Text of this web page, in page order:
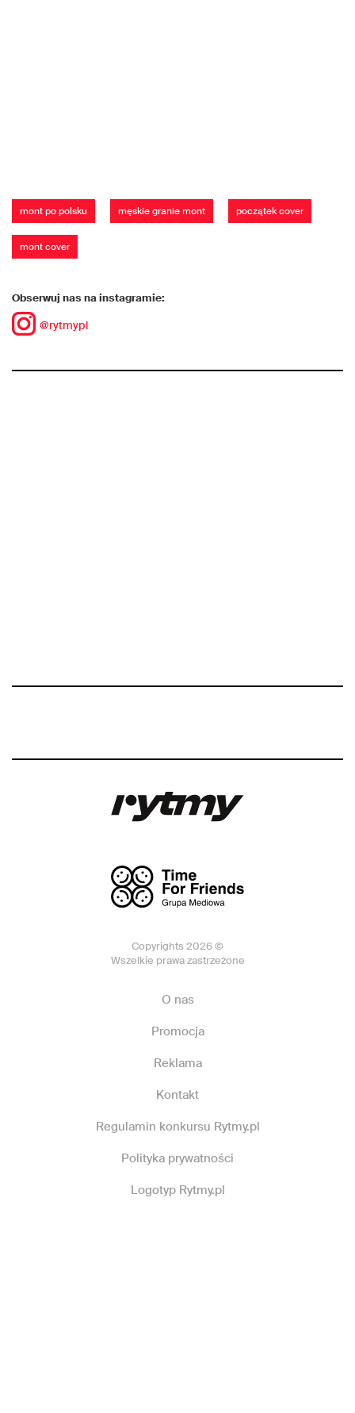
mont po polsku męskie granie mont początek cover
mont cover
Obserwuj nas na instagramie:
@rytmypl
Copyrights 2026 ©
Wszelkie prawa zastrzeżone
O nas
Promocja
Reklama
Kontakt
Regulamin konkursu Rytmy.pl
Polityka prywatności
Logotyp Rytmy.pl